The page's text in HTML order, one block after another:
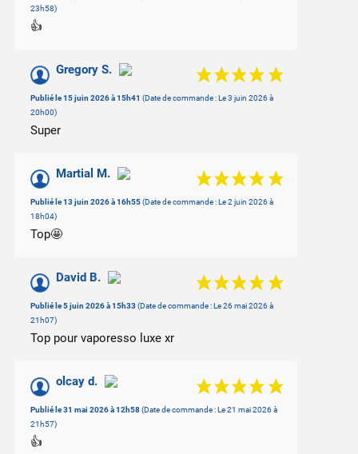
23h58)
👍
Gregory S.
Publié le 15 juin 2026 à 15h41 (Date de commande : Le 3 juin 2026 à
20h00)
Super
Martial M.
Publié le 13 juin 2026 à 16h55(Date de commande : Le 2 juin 2026 à
18h04)
Top🤩
David B.
Publié le 5 juin 2026 à 15h33(Date de commande : Le 26 mai 2026 à
21h07)
Top pour vaporesso luxe xr
olcay d.
Publié le 31 mai 2026 à 12h58(Date de commande : Le 21 mai 2026 à
21h57)
👍